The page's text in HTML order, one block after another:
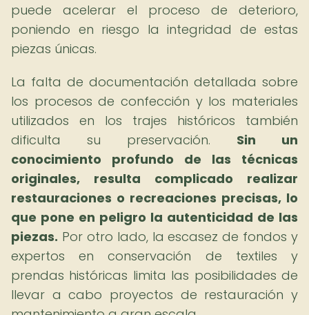
puede acelerar el proceso de deterioro,
poniendo en riesgo la integridad de estas
piezas únicas.
La falta de documentación detallada sobre
los procesos de confección y los materiales
utilizados en los trajes históricos también
dificulta su preservación. Sin un
conocimiento profundo de las técnicas
originales, resulta complicado realizar
restauraciones o recreaciones precisas, lo
que pone en peligro la autenticidad de las
piezas. Por otro lado, la escasez de fondos y
expertos en conservación de textiles y
prendas históricas limita las posibilidades de
llevar a cabo proyectos de restauración y